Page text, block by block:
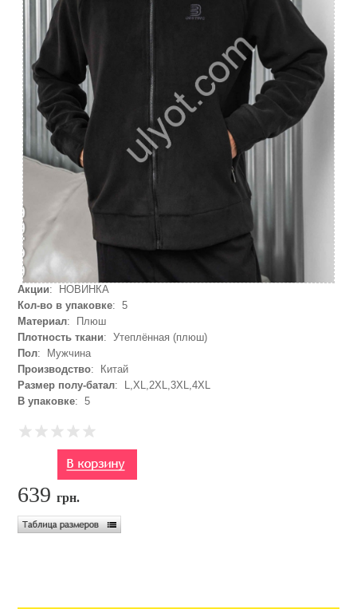
Акции: НОВИНКА
Кол-во в упаковке: 5
Материал: Плюш
Плотность ткани: Утеплённая (плюш)
Пол: Мужчина
Производство: Китай
Размер полу-батал: L,XL,2XL,3XL,4XL
В упаковке: 5
639грн.